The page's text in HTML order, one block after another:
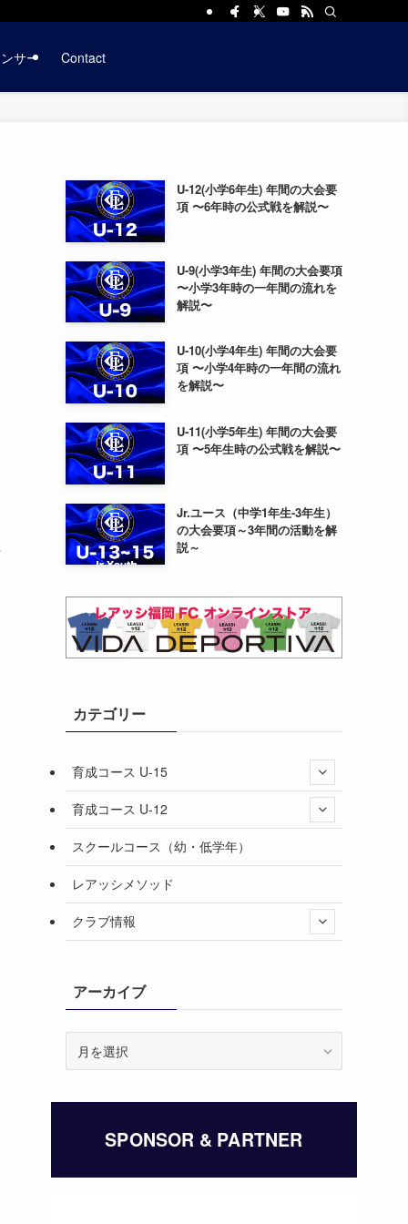
サー Contact
U-12(小学6年生) 年間の大会要
項 〜6年時の公式戦を解説〜
U-9(小学3年生) 年間の大会要項
〜小学3年時の一年間の流れを
解説〜
U-10(小学4年生) 年間の大会要
項 〜小学4年時の一年間の流れ
を解説〜
U-11(小学5年生) 年間の大会要
項 〜5年生時の公式戦を解説〜
Jr.ユース（中学1年生-3年生）
の大会要項～3年間の活動を解
説～
カテゴリー
育成コース U-15
育成コース U-12
スクールコース（幼・低学年）
レアッシメソッド
クラブ情報
アーカイブ
イ
SPONSOR & PARTNER